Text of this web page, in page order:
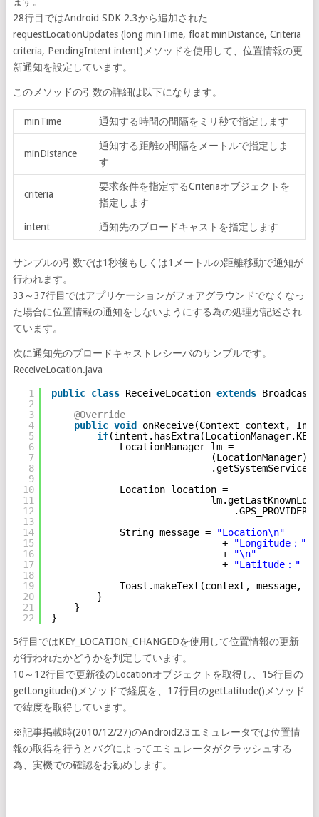
28行目ではAndroid SDK 2.3から追加された
requestLocationUpdates (long minTime, float minDistance, Criteria
criteria, PendingIntent intent)メソッドを使用して、位置情報の更
新通知を設定しています。
このメソッドの引数の詳細は以下になります。
minTime 通知する時間の間隔をミリ秒で指定します
minDistance
通知する距離の間隔をメートルで指定しま
す
criteria
要求条件を指定するCriteriaオブジェクトを
指定します
intent 通知先のブロードキャストを指定します
サンプルの引数では1秒後もしくは1メートルの距離移動で通知が
行われます。
33～37行目ではアプリケーションがフォアグラウンドでなくなっ
た場合に位置情報の通知をしないようにする為の処理が記述され
ています。
次に通知先のブロードキャストレシーバのサンプルです。
ReceiveLocation.java
1
2
3
4
5
6
7
8
9
10
11
12
13
14
15
16
17
18
19
20
21
22
public class ReceiveLocation extends
@Override
public void
onReceive(Context context,
if
LocationManager lm =
Location location =
.GPS_PROVIDER);
String message =
"Location\n"
+
"Longitude："
+
"\n"
+
"Latitude："
Toast.makeText(context, message,
}
}
}
5行目ではKEY_LOCATION_CHANGEDを使用して位置情報の更新
が行われたかどうかを判定しています。
10～12行目で更新後のLocationオブジェクトを取得し、15行目の
getLongitude()メソッドで経度を、17行目のgetLatitude()メソッド
で緯度を取得しています。
※記事掲載時(2010/12/27)のAndroid2.3エミュレータでは位置情
報の取得を行うとバグによってエミュレータがクラッシュする
為、実機での確認をお勧めします。